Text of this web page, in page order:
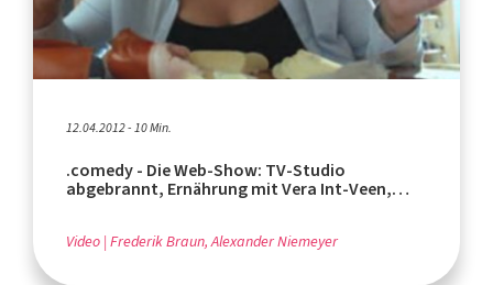
12.04.2012 - 10 Min.
.comedy - Die Web-Show: TV-Studio
abgebrannt, Ernährung mit Vera Int-Veen,
Video Frederik Braun, Alexander Niemeyer